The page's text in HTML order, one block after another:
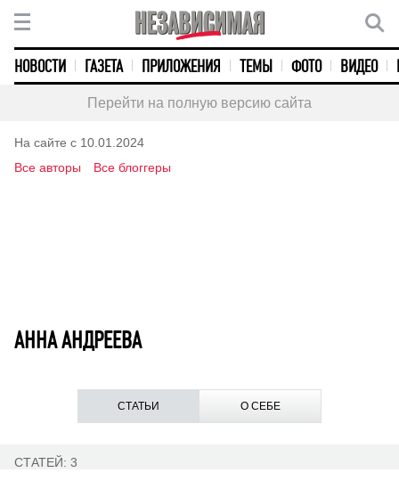
НОВОСТИ ГАЗЕТА ПРИЛОЖЕНИЯ ТЕМЫ ФОТО ВИДЕО
Перейти на полную версию сайта
На сайте с 10.01.2024
Все авторы
Все блоггеры
АННА АНДРЕЕВА
СТАТЬИ О СЕБЕ
СТАТЕЙ: 3